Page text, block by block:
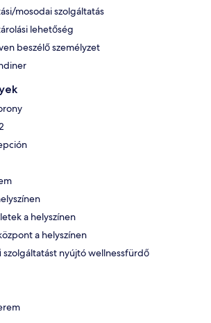
mosodai szolgáltatás
lehetőség
beszélő személyzet
a helyszínen
a helyszínen
szolgáltatást nyújtó wellnessfürdő